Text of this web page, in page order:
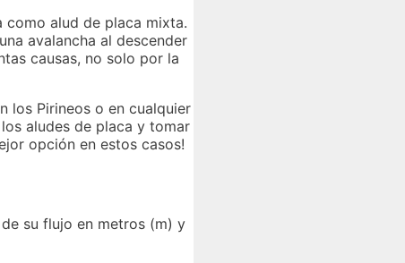
como alud de placa mixta.
avalancha al descender
causas, no solo por la
los Pirineos o en cualquier
aludes de placa y tomar
opción en estos casos!
su flujo en metros (m) y